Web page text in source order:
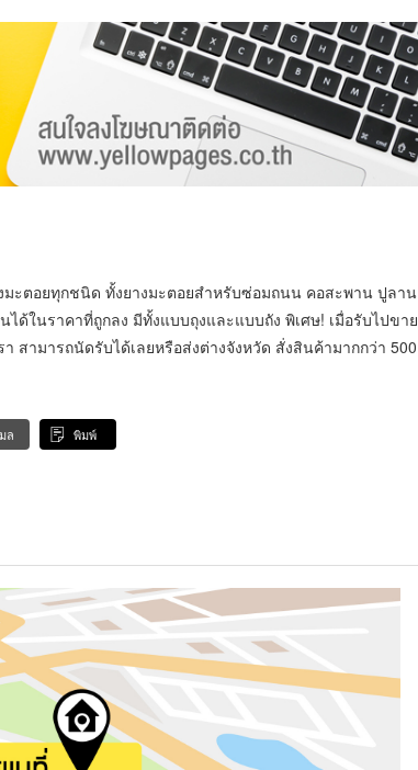
มะตอยทุกชนิด ทั้งยางมะตอยสำหรับซ่อมถนน คอสะพาน ปูลาน
ด้ในราคาที่ถูกลง มีทั้งแบบถุงและแบบถัง พิเศษ! เมื่อรับไปขาย
สามารถนัดรับได้เลยหรือส่งต่างจังหวัด สั่งสินค้ามากกว่า 500
ล พิมพ์